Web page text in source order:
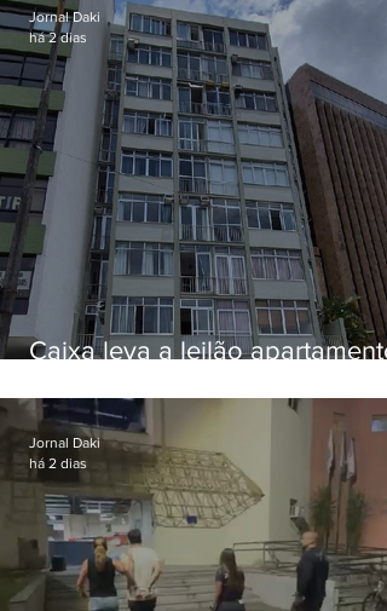
Caixa leva a leilão apartamento
Botafogo
Jornal Daki
há 2 dias
Jornal Daki
há 2 dias